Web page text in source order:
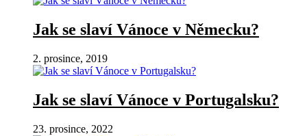
Jak se slaví Vánoce v Německu?
2. prosince, 2019
Jak se slaví Vánoce v Portugalsku?
23. prosince, 2022